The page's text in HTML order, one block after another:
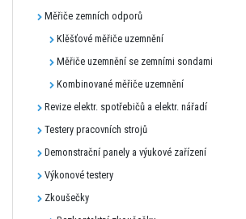
Měřiče zemních odporů
Klěšťové měřiče uzemnění
Měřiče uzemnění se zemními sondami
Kombinované měřiče uzemnění
Revize elektr. spotřebičů a elektr. nářadí
Testery pracovních strojů
Demonstrační panely a výukové zařízení
Výkonové testery
Zkoušečky